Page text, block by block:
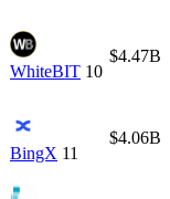
WhiteBIT 10
$4.47B
BingX 11
$4.06B